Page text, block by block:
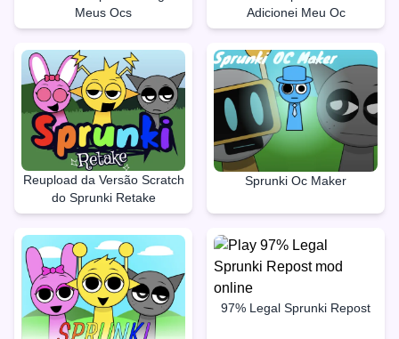
Meus Ocs
Adicionei Meu Oc
Reupload da Versão Scratch
do Sprunki Retake
Sprunki Oc Maker
97% Legal Sprunki Repost